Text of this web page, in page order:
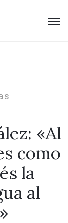
«Al
como
la
al